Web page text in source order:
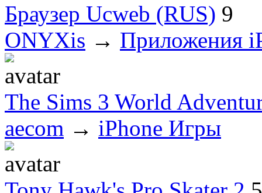
Браузер Ucweb (RUS) 9
ONYXis → Приложения
The Sims 3 World
aecom → iPhone Игры